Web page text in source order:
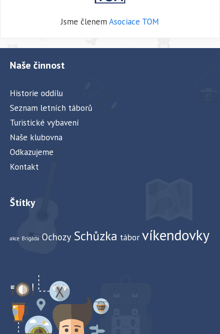
Jsme členem Asociace TOM
Naše činnost
Historie oddílu
Seznam letních táborů
Turistické vybavení
Naše klubovna
Odkazujeme
Kontakt
Štítky
akce Brigáda Ochozy Schůzka tábor víkendovky